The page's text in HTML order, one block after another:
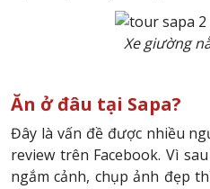
Xe giường
Ăn ở đâu tại Sapa?
Đây là vấn đề được nhiều
review trên Facebook. Vì
ngắm cảnh, chụp ảnh đẹp